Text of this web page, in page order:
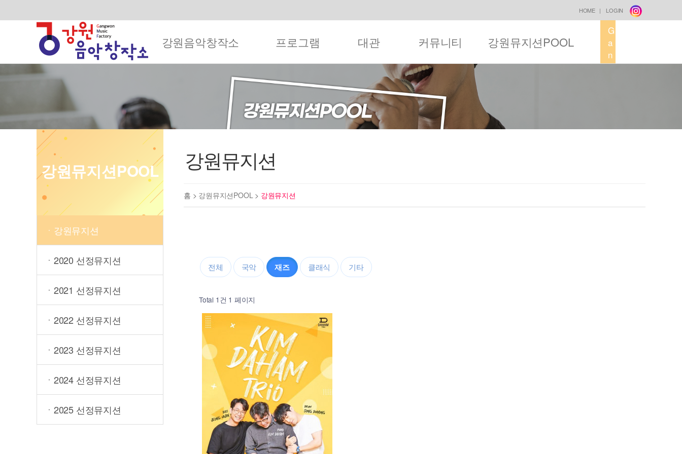
HOME | LOGIN
강원음악창작소 프로그램 대관 커뮤니티 강원뮤지션POOL
G
a
n
g
u
강원뮤지션POOL
ㆍ강원뮤지션
ㆍ2020 선정뮤지션
ㆍ2021 선정뮤지션
ㆍ2022 선정뮤지션
ㆍ2023 선정뮤지션
ㆍ2024 선정뮤지션
ㆍ2025 선정뮤지션
강원뮤지션
홈 > 강원뮤지션POOL > 강원뮤지션
전체 국악 재즈 클래식 기타
Total 1건 1 페이지